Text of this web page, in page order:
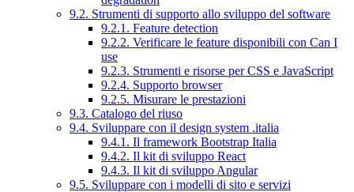
9.2. Strumenti di supporto allo sviluppo del software
9.2.1. Feature detection
9.2.2. Verificare le feature disponibili con Can I
use
9.2.3. Strumenti e risorse per CSS e JavaScript
9.2.4. Supporto browser
9.2.5. Misurare le prestazioni
9.3. Catalogo del riuso
9.4. Sviluppare con il design system .italia
9.4.1. Il framework Bootstrap Italia
9.4.2. Il kit di sviluppo React
9.4.3. Il kit di sviluppo Angular
9.5. Sviluppare con i modelli di sito e servizi